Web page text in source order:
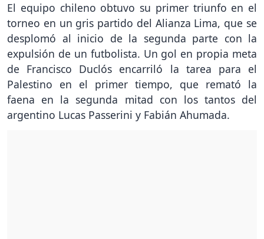
El equipo chileno obtuvo su primer triunfo en el
torneo en un gris partido del Alianza Lima, que se
desplomó al inicio de la segunda parte con la
expulsión de un futbolista. Un gol en propia meta
de Francisco Duclós encarriló la tarea para el
Palestino en el primer tiempo, que remató la
faena en la segunda mitad con los tantos del
argentino Lucas Passerini y Fabián Ahumada.